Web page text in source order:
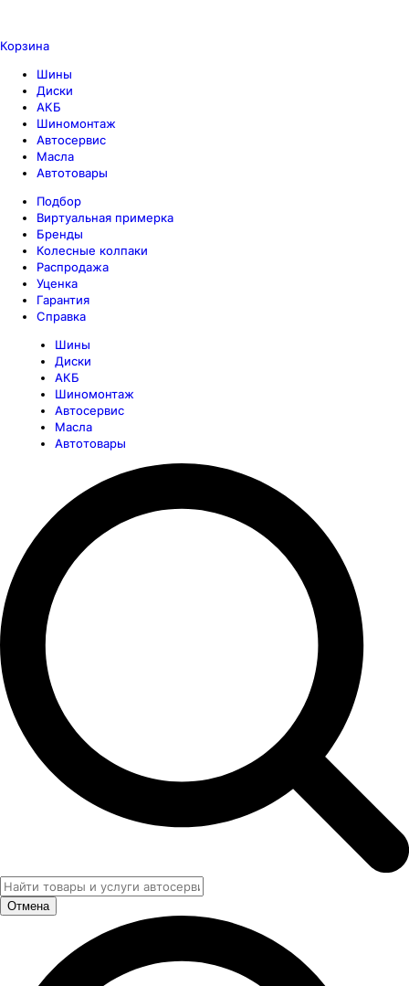
Корзина
Шины
Диски
АКБ
Шиномонтаж
Автосервис
Масла
Автотовары
Подбор
Виртуальная примерка
Бренды
Колесные колпаки
Распродажа
Уценка
Гарантия
Справка
Шины
Диски
АКБ
Шиномонтаж
Автосервис
Масла
Автотовары
Отмена